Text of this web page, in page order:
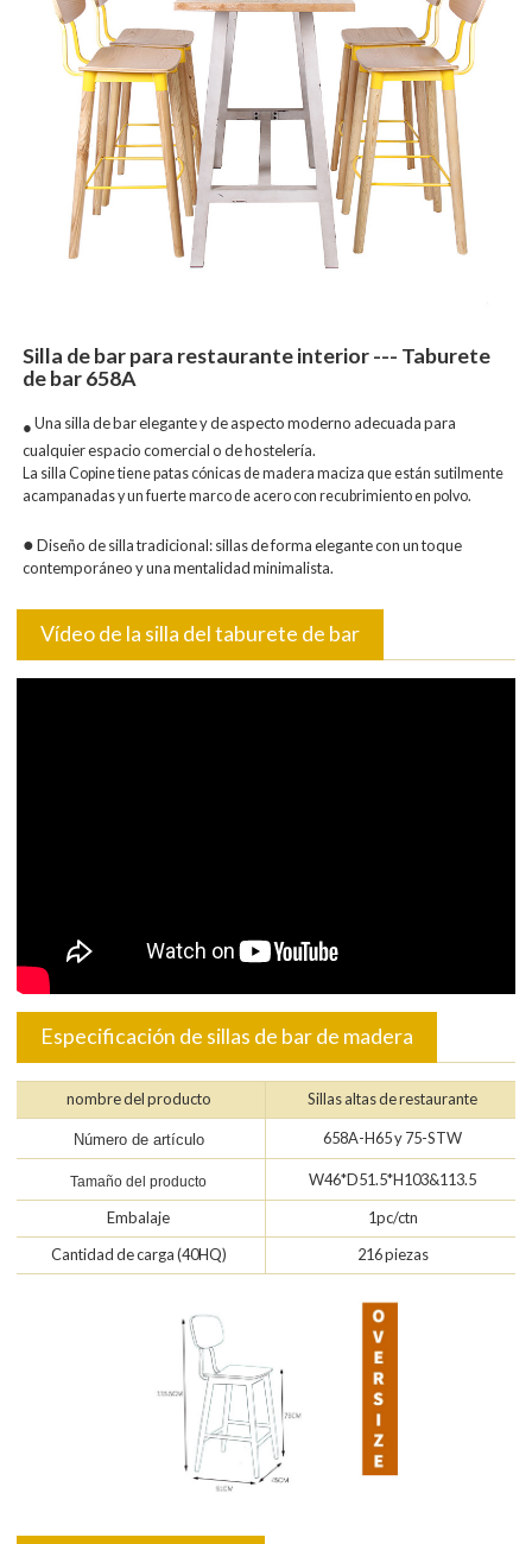
Silla de bar para restaurante interior --- Taburete
de bar 658A
● Una silla de bar elegante y de aspecto moderno adecuada para
cualquier espacio comercial o de hostelería.
La silla Copine tiene patas cónicas de madera maciza que están sutilmente
acampanadas y un fuerte marco de acero con recubrimiento en polvo.
● Diseño de silla tradicional: sillas de forma elegante con un toque
contemporáneo y una mentalidad minimalista.
Vídeo de la silla del taburete de bar
Especificación de sillas de bar de madera
nombre del producto Sillas altas de restaurante
Número de artículo 658A-H65 y 75-STW
Tamaño del producto W46*D51.5*H103&113.5
Embalaje
1pc/ctn
Cantidad de carga (40HQ)
216 piezas